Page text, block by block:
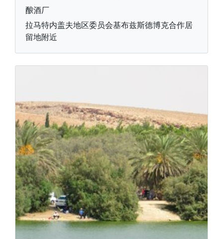
酿酒厂
拉马特内盖夫地区委员会基布兹斯德博克合作居
留地附近